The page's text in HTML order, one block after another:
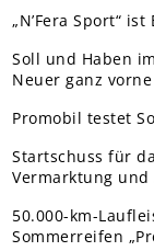
„N’Fera Sport“
Soll und Haben
Neuer ganz vorne
Promobil testet
Startschuss für
Vermarktung
50.000-km-
Sommerreifen